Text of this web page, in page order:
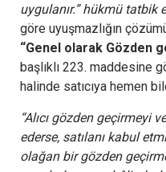
uygulanır.” hükmü tatbik
göre uyuşmazlığın
“Genel olarak Gözden
başlıklı 223. maddesine
halinde satıcıya hemen
“Alıcı gözden geçirmeyi
ederse, satılanı kabul
olağan bir gözden